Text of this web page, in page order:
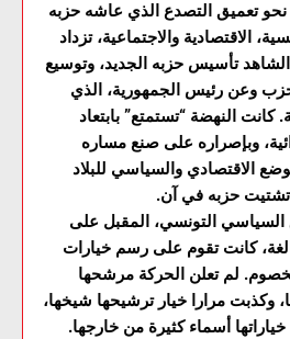
تعميق التصدع الذي عاشه حزبه
الاقتصادية والاجتماعية، تزداد
الشاهد تأسيس حزبه الجديد، وتوسيع
وعن رئيس الجمهورية، الذي
كانت النهضة “تستمتع” بابتعاد
وبإصراره على صنع مساره
الاقتصادي والسياسي للبلاد
حزبه في آن.
السياسي التونسي، المقبل على
كانت تقوم على رسم خيارات
لم تعلن الحركة مرشحها
وكذبت مرارا خيار ترشيحها شيخها،
أسماء كثيرة من خارجها.